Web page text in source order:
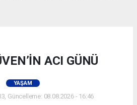
ACI GÜNÜ
YAŞAM
Güncelleme: 08.08.2026 - 16:46